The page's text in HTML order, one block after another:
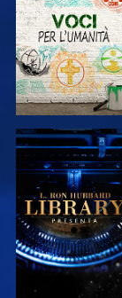
SERIE
ESPLORA LE
SERIE